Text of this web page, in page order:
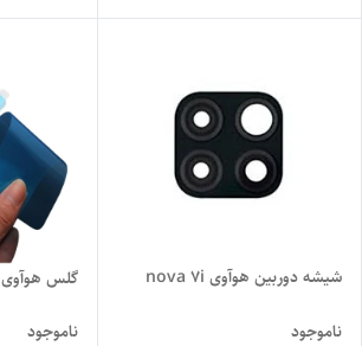
شیشه دوربین هوآوی nova 7i
ناموجود
گلس هوآوی p smart 2018
ناموجود